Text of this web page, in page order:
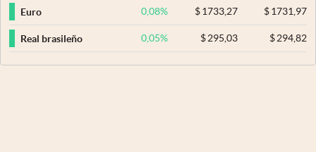
Euro 0,08% $ 1733,27 $1731,97
Real brasileño 0,05% $295,03 $294,82